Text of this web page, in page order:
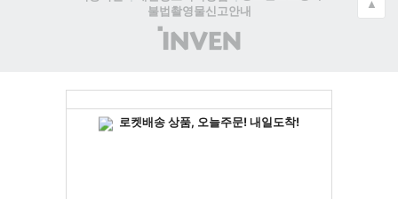
불법촬영물신고안내
(주)
인
▲